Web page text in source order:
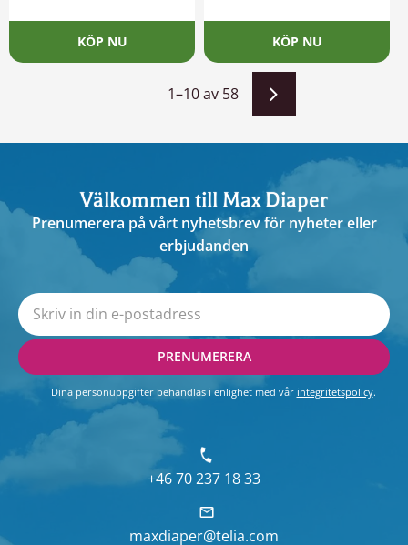
1–10av 58
Välkommen till Max Diaper
Prenumerera på vårt nyhetsbrev för nyheter eller
erbjudanden
PRENUMERERA
Dina personuppgifter behandlas i enlighet med vår integritetspolicy.
+46 70 237 18 33
maxdiaper@telia.com